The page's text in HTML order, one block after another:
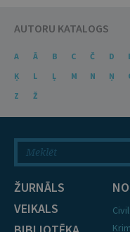
AUTORU KATALOGS
A Ā B C Č D
Ķ
L Ļ M N Ņ
Z
Ž
ŽURNĀLS
VEIKALS